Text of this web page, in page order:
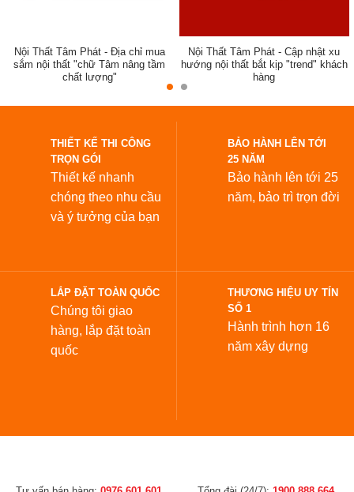
Nội Thất Tâm Phát - Địa chỉ mua
sắm nội thất "chữ Tâm nâng tầm
chất lượng"
Nội Thất Tâm Phát - Cập nhật xu
hướng nội thất bắt kịp "trend" khách
hàng
THIẾT KẾ THI CÔNG
TRỌN GÓI
Thiết kế nhanh
chóng theo nhu cầu
và ý tưởng của bạn
BẢO HÀNH LÊN TỚI
25 NĂM
Bảo hành lên tới 25
năm, bảo trì trọn đời
hàng, lắp đặt toàn
Hành trình hơn 16
năm xây dựng